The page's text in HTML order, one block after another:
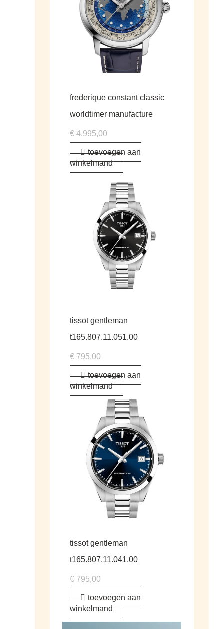
frederique constant classic
worldtimer manufacture
€ 4.995,00
toevoegen aan
winkelmand
tissot gentleman
t165.807.11.051.00
€ 795,00
toevoegen aan
winkelmand
tissot gentleman
t165.807.11.041.00
€ 795,00
toevoegen aan
winkelmand